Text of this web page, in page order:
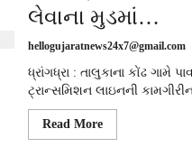
લેવાના મુડમાં…
hellogujaratnews24x7@gmail.com
ધ્રાંગધ્રા : તાલુકાના કોંઢ ગામે
ટ્રાન્સમિશન લાઇનની
Read MoreRead
more